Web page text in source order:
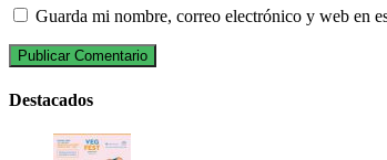
Guarda mi nombre, correo electrónico y web en
Destacados